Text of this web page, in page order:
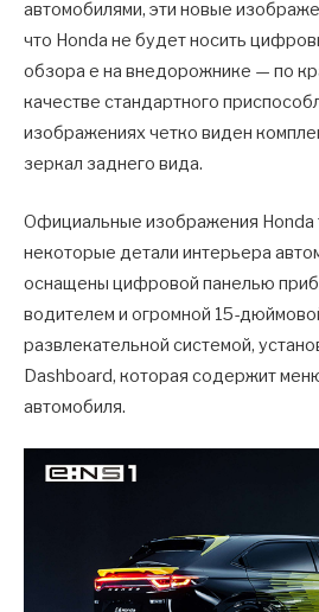
автомобилями, эти новые
что Honda не будет носить
обзора e на внедорожнике — по
качестве стандартного
изображениях четко виден
зеркал заднего вида.
Официальные изображения
некоторые детали интерьера
оснащены цифровой панелью
водителем и огромной 15-
развлекательной системой,
Dashboard, которая содержит
автомобиля.